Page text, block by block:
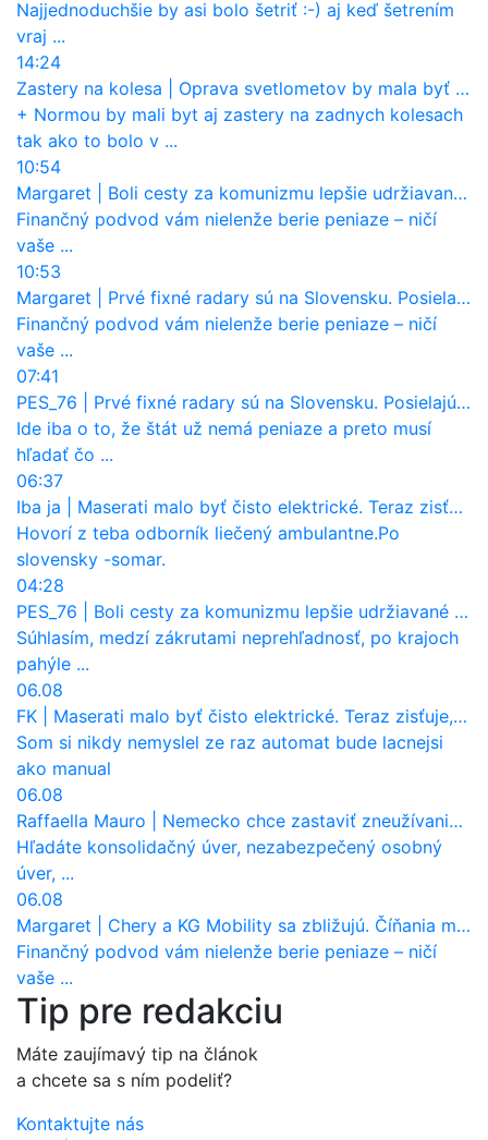
Najjednoduchšie by asi bolo šetriť :-) aj keď šetrením
vraj ...
14:24
Zastery na kolesa
Oprava svetlometov by mala byť normou. Jeden nový dnes stojí priemerne 1251 eur!
+ Normou by mali byt aj zastery na zadnych kolesach
tak ako to bolo v ...
10:54
Margaret
Boli cesty za komunizmu lepšie udržiavané ako dnes?
Finančný podvod vám nielenže berie peniaze – ničí
vaše ...
10:53
Margaret
Prvé fixné radary sú na Slovensku. Posielajú už pokuty? Ukáže ich Waze?
Finančný podvod vám nielenže berie peniaze – ničí
vaše ...
07:41
PES_76
Prvé fixné radary sú na Slovensku. Posielajú už pokuty? Ukáže ich Waze?
Ide iba o to, že štát už nemá peniaze a preto musí
hľadať čo ...
06:37
Iba ja
Maserati malo byť čisto elektrické. Teraz zisťuje, že potrebuje nový osemvalcový motor
Hovorí z teba odborník liečený ambulantne.Po
slovensky -somar.
04:28
PES_76
Boli cesty za komunizmu lepšie udržiavané ako dnes?
Súhlasím, medzí zákrutami neprehľadnosť, po krajoch
pahýle ...
06.08
FK
Maserati malo byť čisto elektrické. Teraz zisťuje, že potrebuje nový osemvalcový motor
Som si nikdy nemyslel ze raz automat bude lacnejsi
ako manual
06.08
Raffaella Mauro
Nemecko chce zastaviť zneužívanie dotácií na elektromobily. Pritvrdí pravidlá
Hľadáte konsolidačný úver, nezabezpečený osobný
úver, ...
06.08
Margaret
Chery a KG Mobility sa zbližujú. Číňania môžu získať 10 % bývalého SsangYongu
Finančný podvod vám nielenže berie peniaze – ničí
vaše ...
Tip pre redakciu
Máte zaujímavý tip na článok
a chcete sa s ním podeliť?
Kontaktujte nás